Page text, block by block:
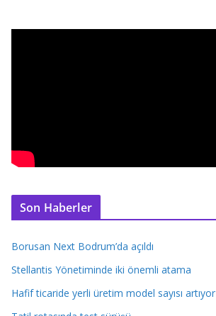
Son Haberler
Borusan Next Bodrum’da açıldı
Stellantis Yönetiminde iki önemli atama
Hafif ticaride yerli üretim model sayısı artıyor